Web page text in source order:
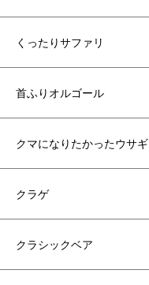
くったりサファリ
首ふりオルゴール
クマになりたかったウサギ
クラゲ
クラシックベア